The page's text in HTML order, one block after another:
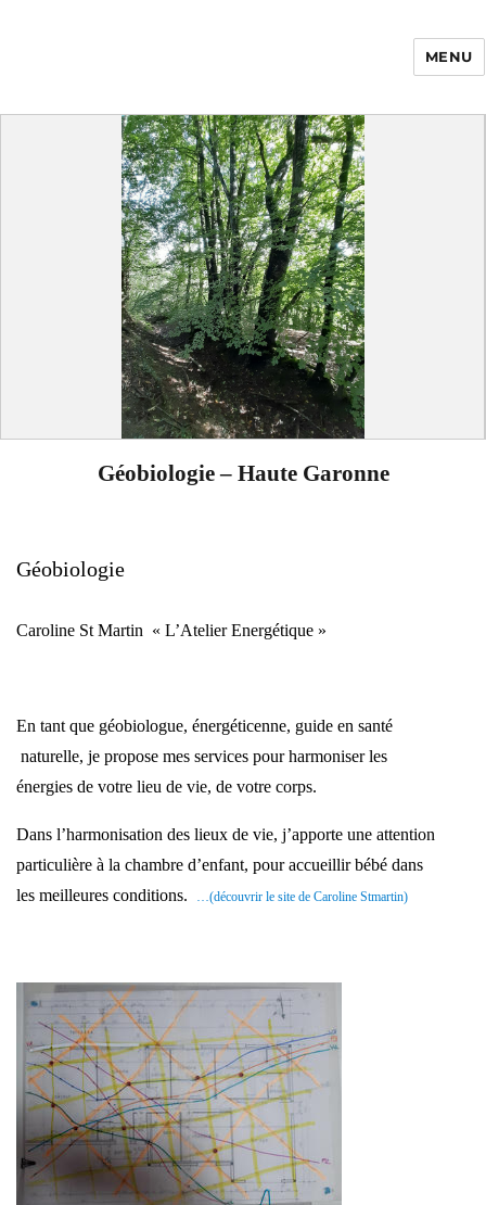
Enfance Made in
France
MENU
Géobiologie – Haute Garonne
Géobiologie
Caroline St Martin « L’Atelier Energétique »
En tant que géobiologue, énergéticenne, guide en santé
naturelle, je propose mes services pour harmoniser les
énergies de votre lieu de vie, de votre corps.
Dans l’harmonisation des lieux de vie, j’apporte une attention
particulière à la chambre d’enfant, pour accueillir bébé dans
les meilleures conditions.
…(découvrir le site de Caroline Stmartin)